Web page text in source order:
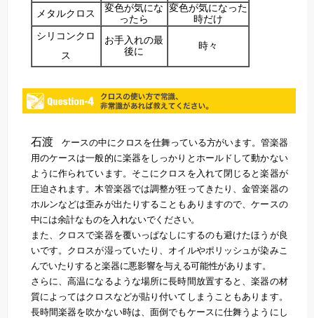
メタルクロス
変色が気にな
ったら
変色が気になった
時だけ
シリコンクロ
ス
お手入れの最
後に
時々
石渡ケースの中にクロスを仕舞っている方がいます。管楽器
用のケースは一般的に楽器をしっかりとホールドして動かない
ように作られています。そこにクロスを入れて閉じると楽器が
圧迫されます。木管楽器では調整が狂ってきたり、金管楽器の
ホルンなどは歪みが出たりすることもありますので、ケースの
中には余計なものを入れないでください。
また、クロスで楽器を覆いっぱなしにするのも避けたほうが良
いです。クロスが湿っていたり、オイルやポリッシュが染みこ
んでいたりすると楽器に悪影響を与える可能性があります。
さらに、高温になるような場所に長時間放置すると、楽器の材
質によってはクロスなどが貼り付いてしまうこともあります。
長時間楽器を吹かない時は、面倒でもケースに仕舞うようにし